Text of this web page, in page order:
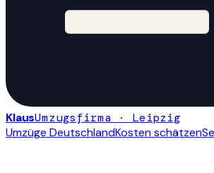
KlausUmzugsfirma · Leipzig
Umzüge DeutschlandKosten schätzen